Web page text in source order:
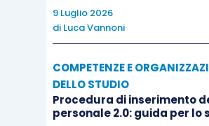
9 Luglio 2026
di Luca Vannoni
COMPETENZE E
DELLO STUDIO
Procedura di inserimento
personale 2.0: guida per lo